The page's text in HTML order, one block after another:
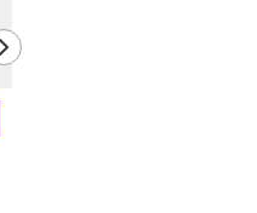
next element